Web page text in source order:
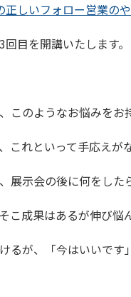
正しいフォロー営業の
目を開講いたします。
このようなお悩みをお
これといって手応えが
展示会の後に何をし
こ成果はあるが伸び
るが、「今はいいで